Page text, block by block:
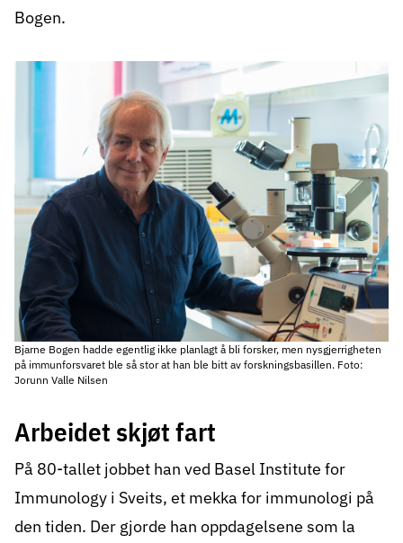
Bogen.
Bjarne Bogen hadde egentlig ikke planlagt å bli forsker, men nysgjerrigheten
på immunforsvaret ble så stor at han ble bitt av forskningsbasillen. Foto:
Jorunn Valle Nilsen
Arbeidet skjøt fart
På 80-tallet jobbet han ved Basel Institute for
Immunology i Sveits, et mekka for immunologi på
den tiden. Der gjorde han oppdagelsene som la